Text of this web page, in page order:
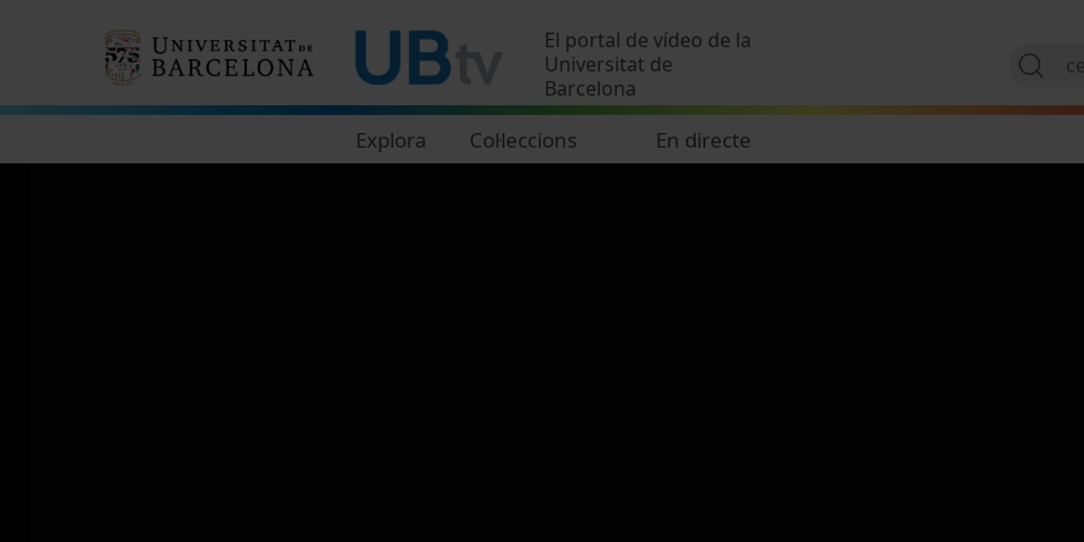
El portal de vídeo de la
Universitat de
Barcelona
Explora Col·leccions En directe